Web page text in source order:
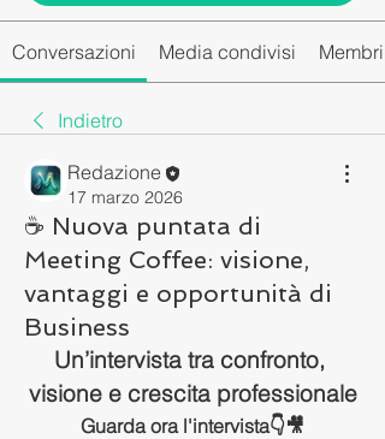
Conversazioni Media condivisi
Indietro
Redazione
17 marzo 2026
☕ Nuova puntata di
Meeting Coffee: visione,
vantaggi e opportunità di
Business
Un’intervista tra confronto,
visione e crescita professionale
Guarda ora l'intervista👇🎥